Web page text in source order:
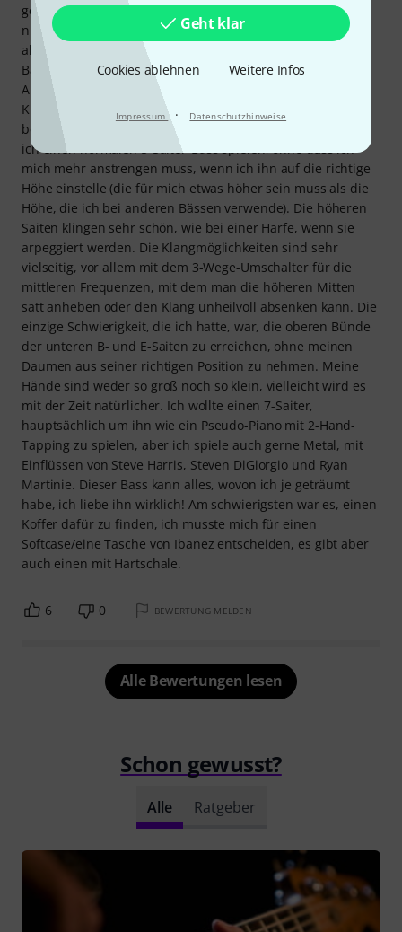
Geht klar
Cookies ablehnen Weitere Infos
Impressum · Datenschutzhinweise
gewünscht und habe diesen hier endlich gesehen! Er ist
nicht billig, aber meiner Meinung nach angemessen, vor
allem, wenn man bedenkt, was man dafür bekommt! Der
Bass ist erstaunlich bequem, nicht besonders schwer in
Anbetracht der Größe seines Halses und sehr schön... Der
Klang ist unglaublich, wirklich unglaublich. Wenn ich die
beiden höheren Saiten außer Acht lasse, ist es, als würde
ich einen normalen 5-Saiter-Bass spielen, ohne dass ich
mich mehr anstrengen muss, wenn ich ihn auf die richtige
Höhe einstelle (die für mich etwas höher sein muss als die
Höhe, die ich bei anderen Bässen verwende). Die höheren
Saiten klingen sehr schön, wie bei einer Harfe, wenn sie
arpeggiert werden. Die Klangmöglichkeiten sind sehr
vielseitig, vor allem mit dem 3-Wege-Umschalter für die
mittleren Frequenzen, mit dem man die höheren Mitten
satt anheben oder den Klang unheilvoll absenken kann. Die
einzige Schwierigkeit, die ich hatte, war, die oberen Bünde
der unteren B- und E-Saiten zu erreichen, ohne meinen
Daumen aus seiner richtigen Position zu nehmen. Meine
Hände sind weder so groß noch so klein, vielleicht wird es
mit der Zeit natürlicher. Ich wollte einen 7-Saiter,
hauptsächlich um ihn wie ein Pseudo-Piano mit 2-Hand-
Tapping zu spielen, aber ich spiele auch gerne Metal, mit
Einflüssen von Steve Harris, Steven DiGiorgio und Ryan
Martinie. Dieser Bass kann alles, wovon ich je geträumt
habe, ich liebe ihn wirklich! Am schwierigsten war es, einen
Koffer dafür zu finden, ich musste mich für einen
Softcase/eine Tasche von Ibanez entscheiden, es gibt aber
auch einen mit Hartschale.
6 0 BEWERTUNG MELDEN
Alle Bewertungen lesen
Schon gewusst?
Alle Ratgeber